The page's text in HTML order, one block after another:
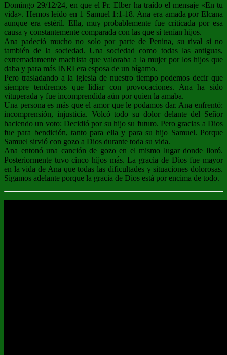
Domingo 29/12/24, en que el Pr. Elber ha traído el mensaje «En tu
vida». Hemos leído en 1 Samuel 1:1-18. Ana era amada por Elcana
aunque era estéril. Ella, muy probablemente fue criticada por esa
causa y constantemente comparada con las que sí tenían hijos.
Ana padeció mucho no solo por parte de Penina, su rival si no
también de la sociedad. Una sociedad como todas las antiguas,
extremadamente machista que valoraba a la mujer por los hijos que
daba y para más INRI era esposa de un bígamo.
Pero trasladando a la iglesia de nuestro tiempo podemos decir que
siempre tendremos que lidiar con provocaciones. Ana ha sido
vituperada y fue incomprendida aún por quien la amaba.
Una persona es más que el amor que le podamos dar. Ana enfrentó:
incomprensión, injusticia. Volcó todo su dolor delante del Señor
haciendo un voto: Decidió por su hijo su futuro. Pero gracias a Dios
fue para bendición, tanto para ella y para su hijo Samuel. Porque
Samuel sirvió con gozo a Dios durante toda su vida.
Ana entonó una canción de gozo en el mismo lugar donde lloró.
Posteriormente tuvo cinco hijos más. La gracia de Dios fue mayor
en la vida de Ana que todas las dificultades y situaciones dolorosas.
Sigamos adelante porque la gracia de Dios está por encima de todo.